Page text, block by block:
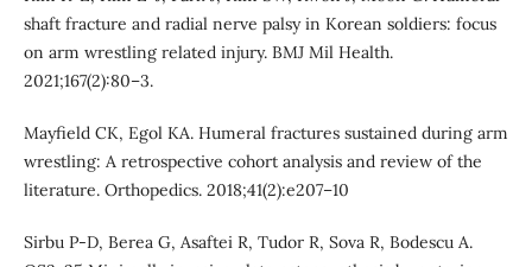
shaft fracture and radial nerve palsy in Korean soldiers: focus
on arm wrestling related injury. BMJ Mil Health.
2021;167(2):80–3.
Mayfield CK, Egol KA. Humeral fractures sustained during arm
wrestling: A retrospective cohort analysis and review of the
literature. Orthopedics. 2018;41(2):e207–10
Sirbu P-D, Berea G, Asaftei R, Tudor R, Sova R, Bodescu A.